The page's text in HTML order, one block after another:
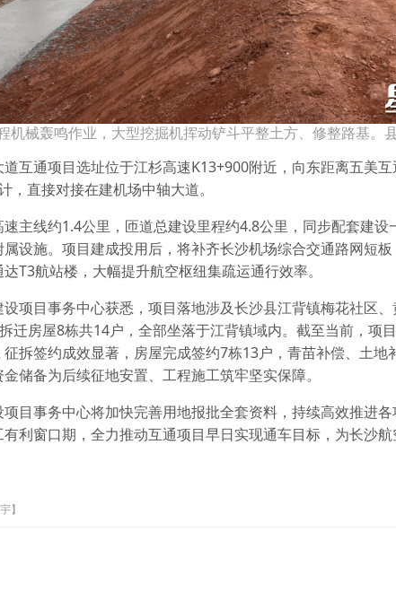
机械轰鸣作业，大型挖掘机挥动铲斗平整土方、修整路基。
互通项目选址位于江杉高速K13+900附近，向东距离五美
，直接对接在建机场中轴大道。
主线约1.4公里，匝道总建设里程约4.8公里，同步配套建
设施。项目建成投用后，将补齐长沙机场综合交通路网短
T3航站楼，大幅提升航空枢纽集疏运通行效率。
项目事务中心获悉，项目落地涉及长沙县江背镇梅花社区
迁房屋8栋共14户，全部坐落于江背镇域内。截至当前，项
拆签约成效显著，房屋完成签约7栋13户，青苗补偿、土
储备为后续征地安置、工程施工筑牢坚实保障。
目事务中心将加快完善用地报批全套资料，持续高效推进
利窗口期，全力推动互通项目早日实现通车目标，为长沙
】